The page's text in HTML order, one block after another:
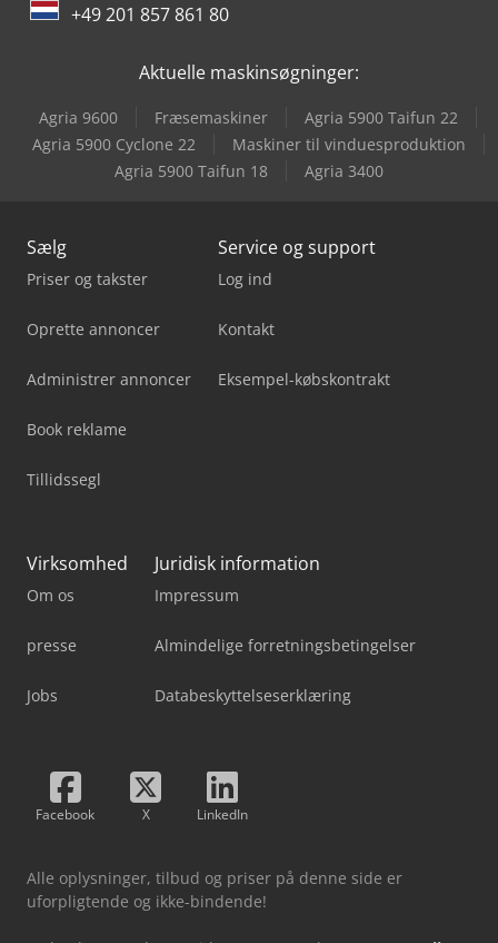
+49 201 857 861 80
Aktuelle maskinsøgninger:
Agria 9600 Fræsemaskiner
Agria 5900 Taifun 22
Agria 5900 Cyclone 22
Maskiner til vinduesproduktion
Agria 5900 Taifun 18
Agria 3400
Sælg
Priser og takster
Oprette annoncer
Administrer annoncer
Book reklame
Tillidssegl
Service og support
Log ind
Kontakt
Eksempel-købskontrakt
Virksomhed
Om os
presse
Jobs
Juridisk information
Impressum
Almindelige forretningsbetingelser
Databeskyttelseserklæring
Facebook X LinkedIn
Alle oplysninger, tilbud og priser på denne side er
uforpligtende og ikke-bindende!